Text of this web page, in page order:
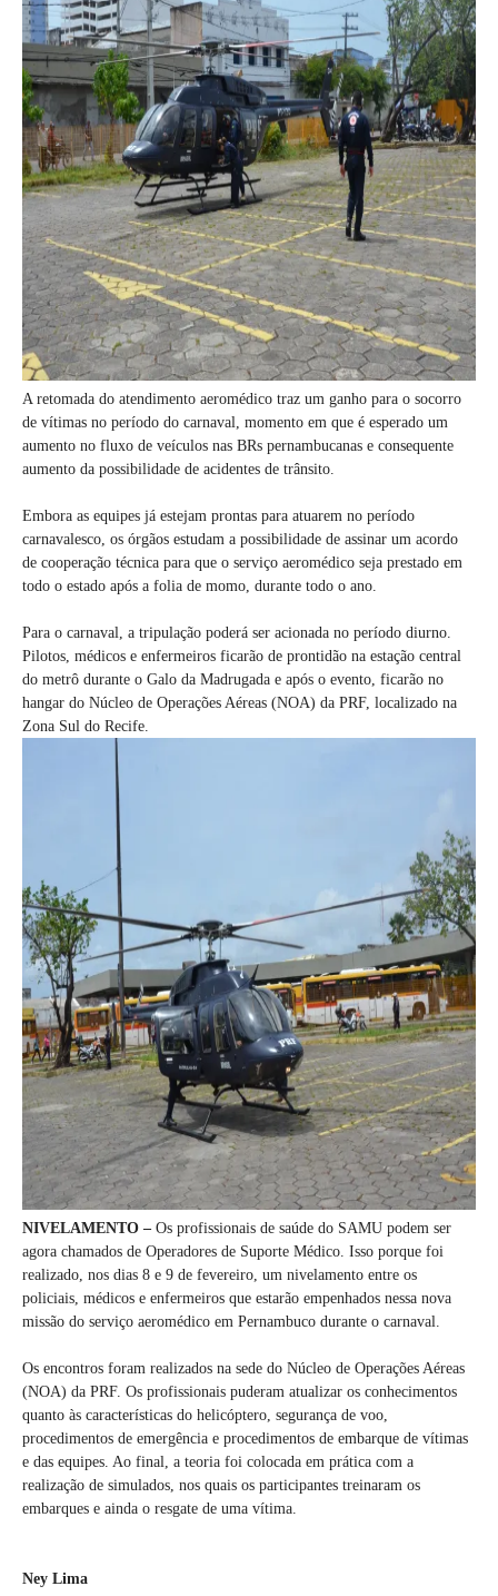
A retomada do atendimento aeromédico traz um ganho para o socorro
de vítimas no período do carnaval, momento em que é esperado um
aumento no fluxo de veículos nas BRs pernambucanas e consequente
aumento da possibilidade de acidentes de trânsito.
Embora as equipes já estejam prontas para atuarem no período
carnavalesco, os órgãos estudam a possibilidade de assinar um acordo
de cooperação técnica para que o serviço aeromédico seja prestado em
todo o estado após a folia de momo, durante todo o ano.
Para o carnaval, a tripulação poderá ser acionada no período diurno.
Pilotos, médicos e enfermeiros ficarão de prontidão na estação central
do metrô durante o Galo da Madrugada e após o evento, ficarão no
hangar do Núcleo de Operações Aéreas (NOA) da PRF, localizado na
Zona Sul do Recife.
NIVELAMENTO – Os profissionais de saúde do SAMU podem ser
agora chamados de Operadores de Suporte Médico. Isso porque foi
realizado, nos dias 8 e 9 de fevereiro, um nivelamento entre os
policiais, médicos e enfermeiros que estarão empenhados nessa nova
missão do serviço aeromédico em Pernambuco durante o carnaval.
Os encontros foram realizados na sede do Núcleo de Operações Aéreas
(NOA) da PRF. Os profissionais puderam atualizar os conhecimentos
quanto às características do helicóptero, segurança de voo,
procedimentos de emergência e procedimentos de embarque de vítimas
e das equipes. Ao final, a teoria foi colocada em prática com a
realização de simulados, nos quais os participantes treinaram os
embarques e ainda o resgate de uma vítima.
Ney Lima